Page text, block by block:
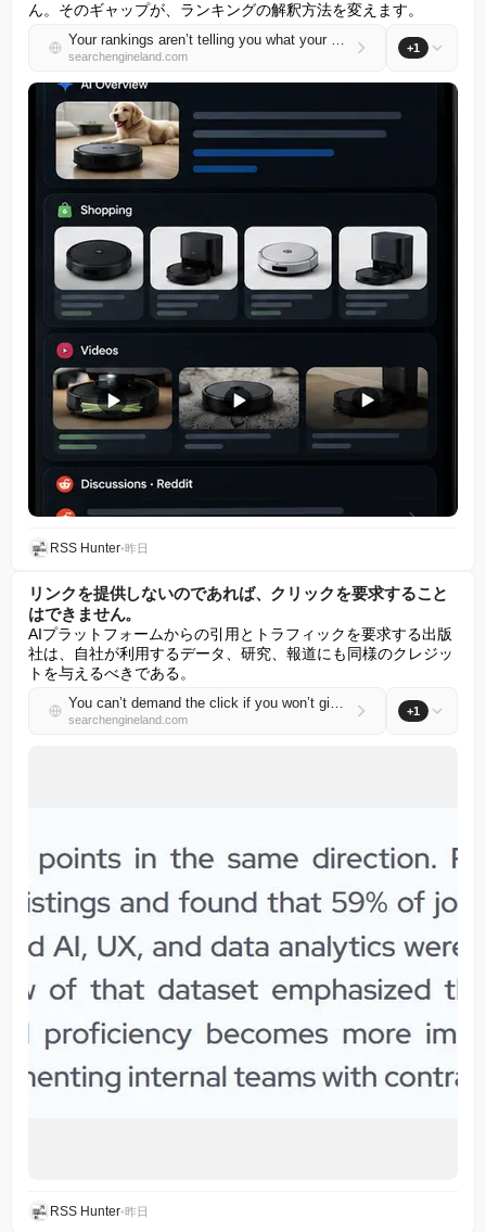
ん。そのギャップが、ランキングの解釈方法を変えます。
Your rankings aren’t telling you what your customers see
searchengineland.com
+1
RSS Hunter•昨日
リンクを提供しないのであれば、クリックを要求すること
はできません。
AIプラットフォームからの引用とトラフィックを要求する出版
社は、自社が利用するデータ、研究、報道にも同様のクレジッ
トを与えるべきである。
You can’t demand the click if you won’t give the link
searchengineland.com
+1
RSS Hunter•昨日